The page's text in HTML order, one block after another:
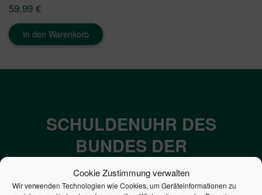
Cookie Zustimmung verwalten
Wir verwenden Technologien wie Cookies, um Geräteinformationen zu
59,99 €
In den Warenkorb
SCHULDENUHR DES
BUNDES DER
STEUERZAHLER